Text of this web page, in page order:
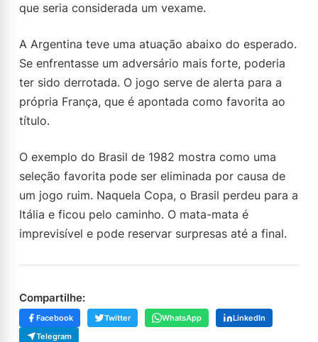
que seria considerada um vexame.
A Argentina teve uma atuação abaixo do esperado.
Se enfrentasse um adversário mais forte, poderia
ter sido derrotada. O jogo serve de alerta para a
própria França, que é apontada como favorita ao
título.
O exemplo do Brasil de 1982 mostra como uma
seleção favorita pode ser eliminada por causa de
um jogo ruim. Naquela Copa, o Brasil perdeu para a
Itália e ficou pelo caminho. O mata-mata é
imprevisível e pode reservar surpresas até a final.
Compartilhe:
Facebook Twitter WhatsApp
LinkedIn
Telegram